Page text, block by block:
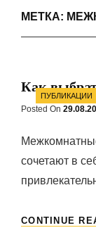
МЕТКА:
Categories
ПУБЛИКАЦИИ
Как
Posted On Posted
сочетают в
CONTINUE